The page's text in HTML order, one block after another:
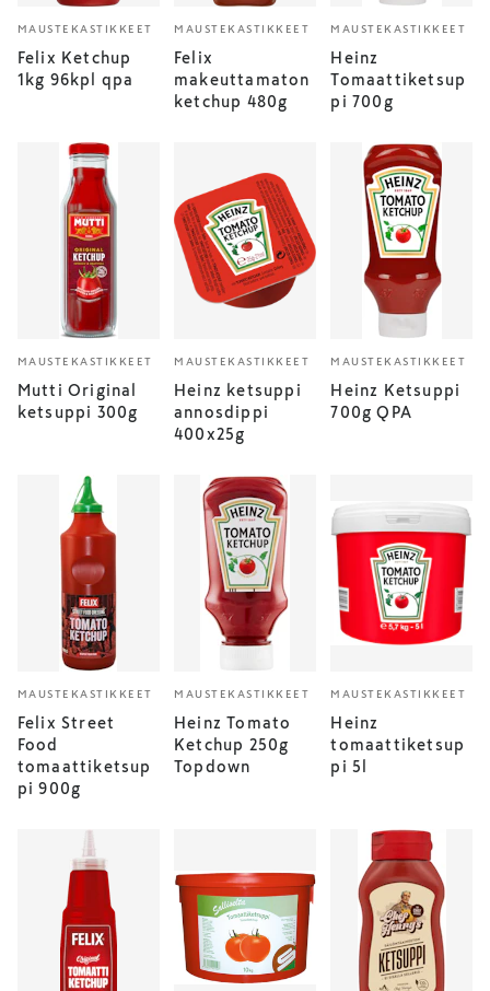
MAUSTEKASTIKKEET
Felix Ketchup
1kg 96kpl qpa
MAUSTEKASTIKKEET
Felix
makeuttamaton
ketchup 480g
MAUSTEKASTIKKEET
Heinz
Tomaattiketsup
pi 700g
MAUSTEKASTIKKEET
Mutti Original
ketsuppi 300g
MAUSTEKASTIKKEET
Heinz ketsuppi
annosdippi
400x25g
MAUSTEKASTIKKEET
Heinz Ketsuppi
700g QPA
MAUSTEKASTIKKEET
Felix Street
Food
tomaattiketsup
pi 900g
MAUSTEKASTIKKEET
Heinz Tomato
Ketchup 250g
Topdown
MAUSTEKASTIKKEET
Heinz
tomaattiketsup
pi 5l